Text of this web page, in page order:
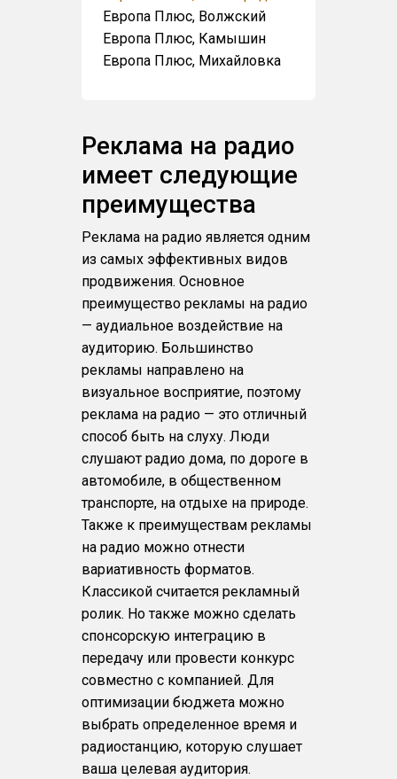
Европа Плюс, Волжский
Европа Плюс, Камышин
Европа Плюс, Михайловка
Реклама на радио
имеет следующие
преимущества
Реклама на радио является одним
из самых эффективных видов
продвижения. Основное
преимущество рекламы на радио
— аудиальное воздействие на
аудиторию. Большинство
рекламы направлено на
визуальное восприятие, поэтому
реклама на радио — это отличный
способ быть на слуху. Люди
слушают радио дома, по дороге в
автомобиле, в общественном
транспорте, на отдыхе на природе.
Также к преимуществам рекламы
на радио можно отнести
вариативность форматов.
Классикой считается рекламный
ролик. Но также можно сделать
спонсорскую интеграцию в
передачу или провести конкурс
совместно с компанией. Для
оптимизации бюджета можно
выбрать определенное время и
радиостанцию, которую слушает
ваша целевая аудитория.